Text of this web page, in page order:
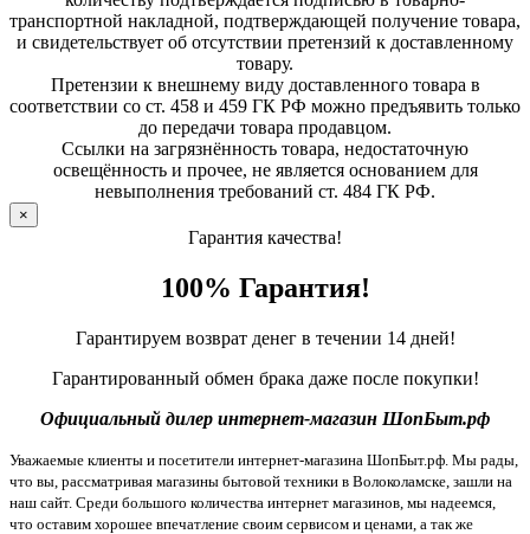
транспортной накладной, подтверждающей получение товара,
и свидетельствует об отсутствии претензий к доставленному
товару.
Претензии к внешнему виду доставленного товара в
соответствии со ст. 458 и 459 ГК РФ можно предъявить только
до передачи товара продавцом.
Ссылки на загрязнённость товара, недостаточную
освещённость и прочее, не является основанием для
невыполнения требований ст. 484 ГК РФ.
×
Гарантия качества!
100% Гарантия!
Гарантируем возврат денег в течении 14 дней!
Гарантированный обмен брака даже после покупки!
Официальный дилер интернет-магазин ШопБыт.рф
Уважаемые клиенты и посетители интернет-магазина ШопБыт.рф. Мы рады,
что вы, рассматривая магазины бытовой техники в Волоколамске, зашли на
наш сайт. Среди большого количества интернет магазинов, мы надеемся,
что оставим хорошее впечатление своим сервисом и ценами, а так же